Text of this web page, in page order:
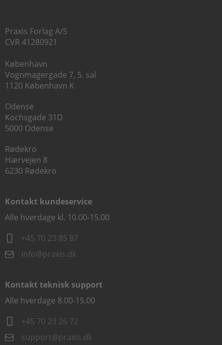
Praxis Forlag A/S
CVR 41280921
København
Vognmagergade 7, 5. sal
1120 København K
Odense
Kochsgade 31D
5000 Odense
Rødekro
Hærvejen 8
6230 Rødekro
Kontakt kundeservice
Alle hverdage kl. 10.00-15.00
+45 70 23 85 87
info@praxis.dk
Kontakt teknisk support
Alle hverdage 8.00-15.00
+45 70 23 26 72
support@praxis.dk